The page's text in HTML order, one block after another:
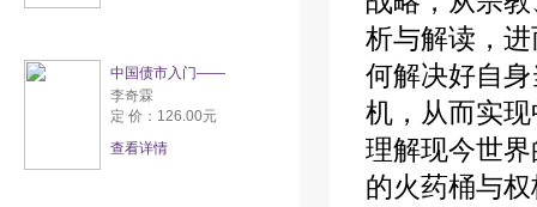
中国债市入门——
李奇霖
定 价：126.00元
查看详情
析与解读，
何解决好自
机，从而实
理解现今世
的火药桶与